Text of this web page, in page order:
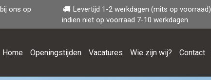
ons op
Levertijd 1-2 werkdagen (mits op voorraad)
indien niet op voorraad 7-10 werkdagen
Home Openingstijden Vacatures Wie zijn wij? Contact